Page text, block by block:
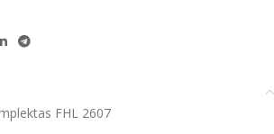
FHL 2607